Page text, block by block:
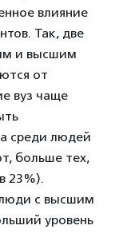
влияние
Так, две
и высшим
от
вуз чаще
среди людей
больше тех,
23%).
люди с высшим
уровень